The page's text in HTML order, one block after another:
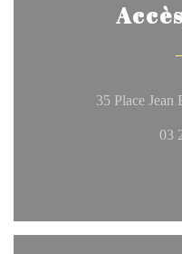
35 Place Jean
03